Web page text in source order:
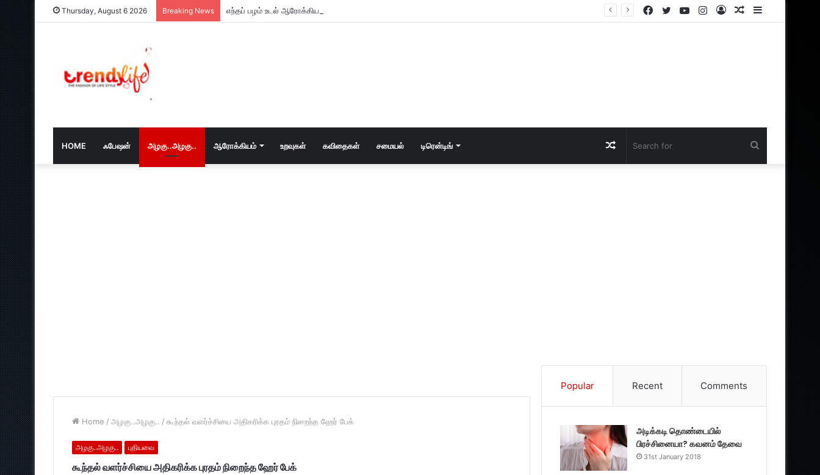
Thursday, August 6 2026 Breaking News எந்தப் பழம் உடல் ஆரோக்கியத்திற்கு அதிக நன்மை பயக்கும்? Sidebar
Random
Log
Instagram
YouTube
Twitter
Facebook
HOME ஃபேஷன் அழகு..அழகு.. ஆரோக்கியம் உறவுகள் கவிதைகள் சமையல் டிரென்டிங் Random
Home / அழகு..அழகு.. / கூந்தல் வளர்ச்சியை அதிகரிக்க புரதம் நிறைந்த ஹேர் பேக்
அழகு..அழகு.. புதியவை
கூந்தல் வளர்ச்சியை அதிகரிக்க புரதம் நிறைந்த ஹேர் பேக்
Popular Recent Comments
அடிக்கடி தொண்டையில்
பிரச்சினையா? கவனம் தேவை
31st January 2018